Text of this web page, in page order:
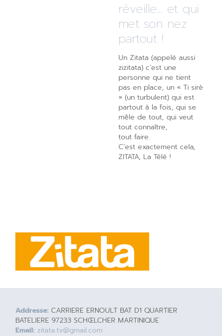
réveille... et qui
met son nez
partout !
Un Zitata (appelé aussi
zizitata) c’est une
personne qui ne tient
pas en place, un « Ti sirè
» (un turbulent) qui est
partout à la fois, qui se
mêle de tout, qui veut
tout connaître,
tout faire.
C’est exactement cela,
ZITATA, La Télé !
Addresse: CARRIERE ERNOULT BAT D1 QUARTIER
BATELIERE 97233 SCHŒLCHER MARTINIQUE
Email: zitata.tv@gmail.com